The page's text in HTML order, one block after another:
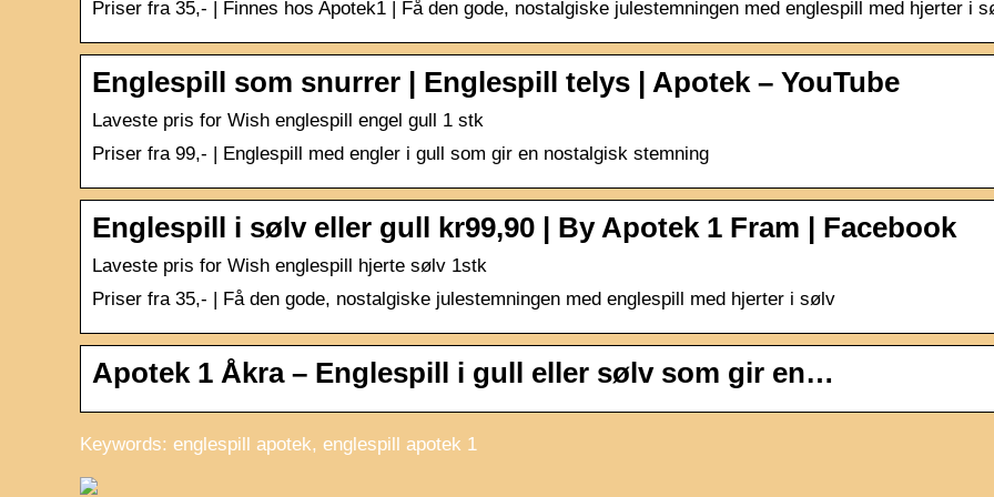
Priser fra 35,- | Finnes hos Apotek1 | Få den gode, nostalgiske julestemningen med englespill med hjerter i
Englespill som snurrer | Englespill telys | Apotek – YouTube
Laveste pris for Wish englespill engel gull 1 stk
Priser fra 99,- | Englespill med engler i gull som gir en nostalgisk stemning
Englespill i sølv eller gull kr99,90 | By Apotek 1 Fram | Facebook
Laveste pris for Wish englespill hjerte sølv 1stk
Priser fra 35,- | Få den gode, nostalgiske julestemningen med englespill med hjerter i sølv
Apotek 1 Åkra – Englespill i gull eller sølv som gir en…
Keywords: englespill apotek, englespill apotek 1